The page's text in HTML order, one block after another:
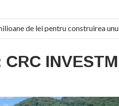
de lei pentru construirea unui
CRC